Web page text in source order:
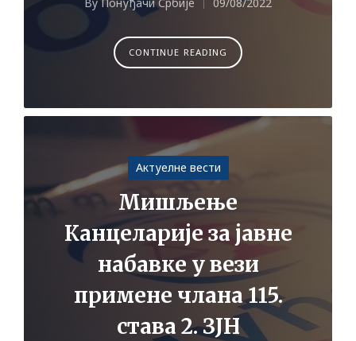
Posted
CONTINUE READING
Posted
in
Актуелне вести
Мишљење
Канцеларије за јавне
набавке у вези
примене члана 115.
става 2. ЗЈН